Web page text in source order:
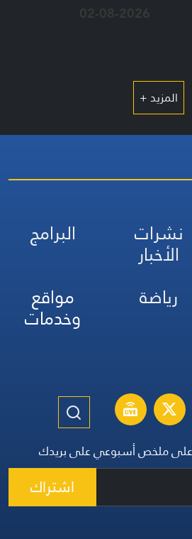
02-08-2026
المزيد +
نشرات
الأخبار
البرامج
رياضة مواقع
وخدمات
على ملخص أسبوعي على بريدك
اشتراك